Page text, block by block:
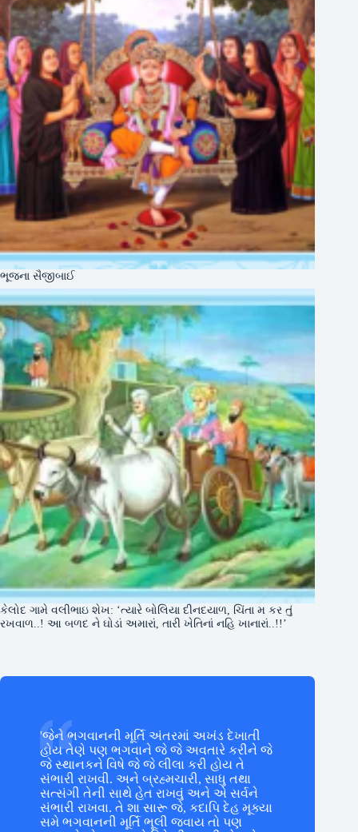
ભૂજના સૈજીબાઈ
કેલોદ ગામે વલીભાઇ શેખ: ‘ત્યારે બોલિયા દીનદયાળ, ચિંતા મ કર તું
રખવાળ..! આ બળદ ને ઘોડાં અમારાં, તારી ખેતિનાં નહિ ખાનારાં..!!’
'જેને ભગવાનની મૂર્તિ અંતરમાં અખંડ દેખાતી
હોય તેણે પણ ભગવાને જે જે અવતારે કરીને જે
જે સ્થાનકને વિષે જે જે લીલા કરી હોય તે
સંભારી રાખવી. અને બ્રહ્મચારી, સાધુ તથા
સત્સંગી તેની સાથે હેત રાખવું અને એ સર્વને
સંભારી રાખવા. તે શા સારૂ જે, કદાપિ દેહ મૂક્યા
સમે ભગવાનની મૂર્તિ ભૂલી જવાય તો પણ